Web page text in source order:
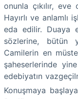
onunla çıkılır,
Hayırlı ve anlamlı
eda edilir. Duaya
sözlerine, bütün
Camilerin en
şaheserlerinde
edebiyatın
Konuşmaya